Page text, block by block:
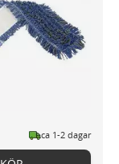
ca 1-2 dagar